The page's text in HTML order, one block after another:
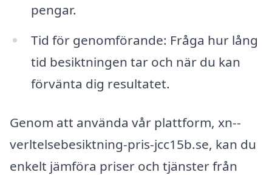
pengar.
Tid för genomförande: Fråga hur lång
tid besiktningen tar och när du kan
förvänta dig resultatet.
Genom att använda vår plattform, xn--
verltelsebesiktning-pris-jcc15b.se, kan du
enkelt jämföra priser och tjänster från